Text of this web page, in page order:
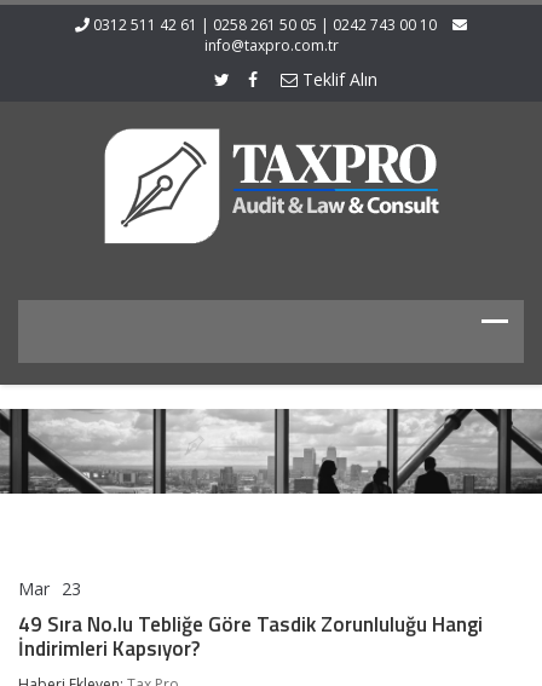
0312 511 42 61 | 0258 261 50 05 | 0242 743 00 10
info@taxpro.com.tr
Teklif Alın
Mar 23
No.lu
Tebliğe
49 Sıra No.lu Tebliğe Göre Tasdik Zorunluluğu Hangi
İndirimleri Kapsıyor?